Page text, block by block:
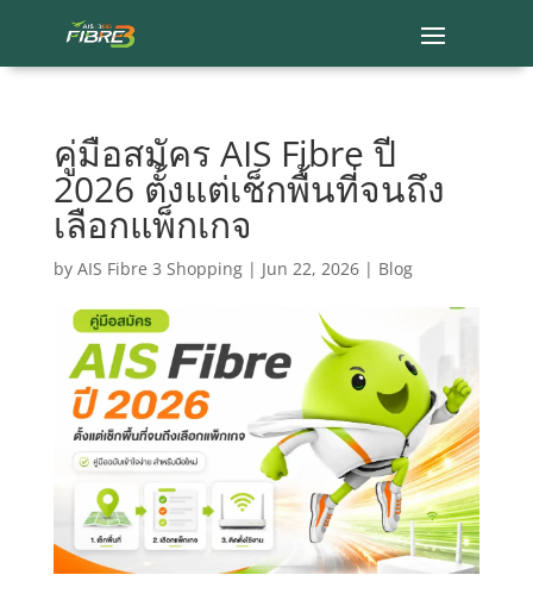
คู่มือสมัคร AIS Fibre ปี
2026 ตั้งแต่เช็กพื้นที่จนถึง
เลือกแพ็กเกจ
by AIS Fibre 3 Shopping| Jun 22, 2026| Blog